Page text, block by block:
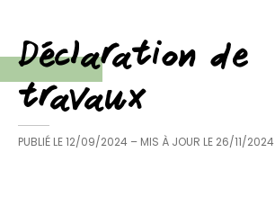
Déclaration de
travaux
PUBLIÉ LE12/09/2024 – MIS À JOUR LE 26/11/2024